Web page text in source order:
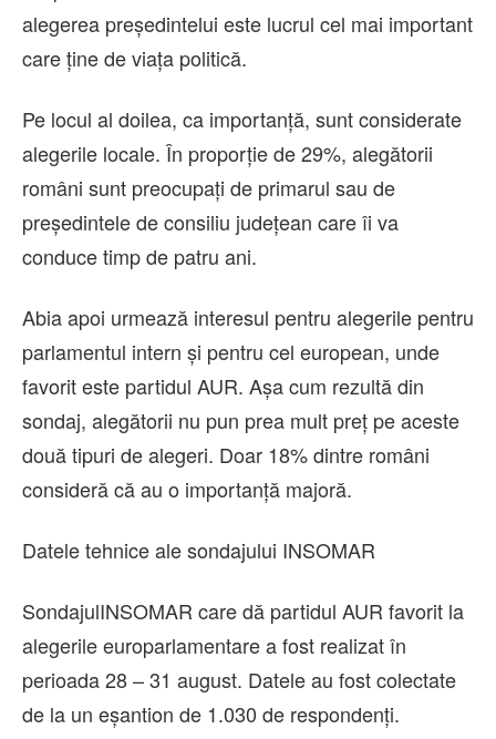
alegerea președintelui este lucrul cel mai important
care ține de viața politică.
Pe locul al doilea, ca importanță, sunt considerate
alegerile locale. În proporție de 29%, alegătorii
români sunt preocupați de primarul sau de
președintele de consiliu județean care îi va
conduce timp de patru ani.
Abia apoi urmează interesul pentru alegerile pentru
parlamentul intern și pentru cel european, unde
favorit este partidul AUR. Așa cum rezultă din
sondaj, alegătorii nu pun prea mult preț pe aceste
două tipuri de alegeri. Doar 18% dintre români
consideră că au o importanță majoră.
Datele tehnice ale sondajului INSOMAR
SondajulINSOMAR care dă partidul AUR favorit la
alegerile europarlamentare a fost realizat în
perioada 28 – 31 august. Datele au fost colectate
de la un eşantion de 1.030 de respondenţi.